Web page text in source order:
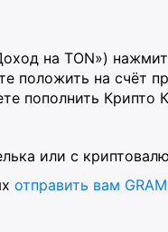
на TON»)
положить на счёт
пополнить
или с
отправить вам